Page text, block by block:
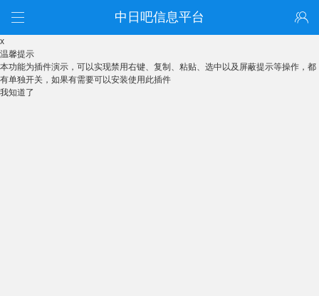
中日吧信息平台
x
温馨提示
本功能为插件演示，可以实现禁用右键、复制、粘贴、选中以及屏蔽提示等操作，都
有单独开关，如果有需要可以安装使用此插件
我知道了